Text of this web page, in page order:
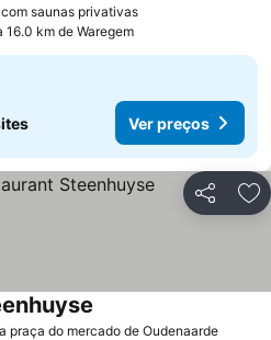
saunas privativas
16.0 km de Waregem
Ver preços
Partilhar
praça do mercado de Oudenaarde